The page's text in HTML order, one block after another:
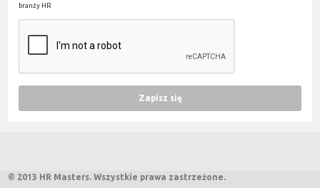
branży HR
© 2013 HR Masters. Wszystkie prawa zastrzeżone.